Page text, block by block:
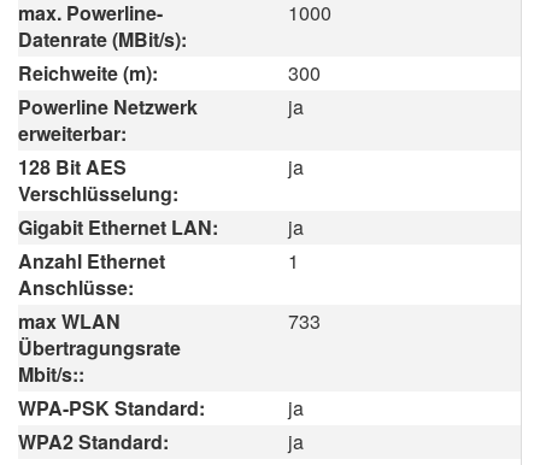
max. Powerline-
Datenrate (MBit/s):
1000
Reichweite (m):
300
Powerline Netzwerk
erweiterbar:
ja
128 Bit AES
Verschlüsselung:
ja
Gigabit Ethernet LAN:
ja
Anzahl Ethernet
Anschlüsse:
1
max WLAN
Übertragungsrate
Mbit/s::
733
WPA-PSK Standard:
ja
WPA2 Standard:
ja